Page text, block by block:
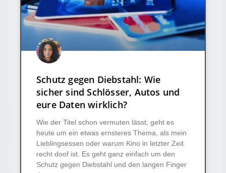
Schutz gegen Diebstahl: Wie
sicher sind Schlösser, Autos und
eure Daten wirklich?
Wie der Titel schon vermuten lässt, geht es
heute um ein etwas ernsteres Thema, als mein
Lieblingsessen oder warum Kino in letzter Zeit
recht doof ist. Es geht ganz einfach um den
Schutz gegen Diebstahl und den langen Finger